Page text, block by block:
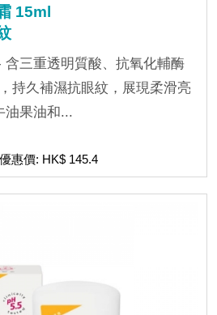
15ml
含三重透明質酸、抗氧化輔酶
持久補濕抗眼紋，展現柔滑亮
油果油和...
惠價: HK$ 145.4